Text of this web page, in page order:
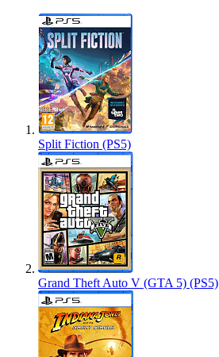
Split Fiction (PS5)
Grand Theft Auto V (GTA 5) (PS5)